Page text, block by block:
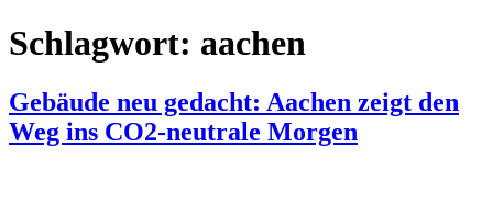
Schlagwort: aachen
Gebäude neu gedacht: Aachen zeigt den
Weg ins CO2-neutrale Morgen